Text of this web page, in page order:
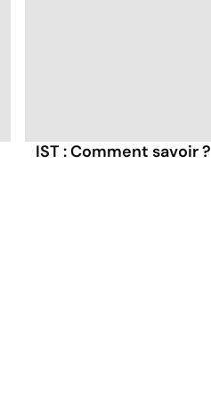
IST : Comment savoir ?